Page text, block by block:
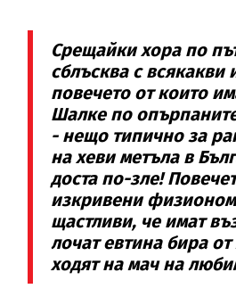
Срещайки хора по
сблъсква с всякакви
повечето от които
Шалке по
- нещо типично за
на хеви метъла в
доста по-зле!
изкривени
щастливи, че имат
лочат евтина бира
ходят на мач на